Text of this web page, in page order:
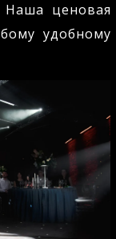
ценовая
удобному